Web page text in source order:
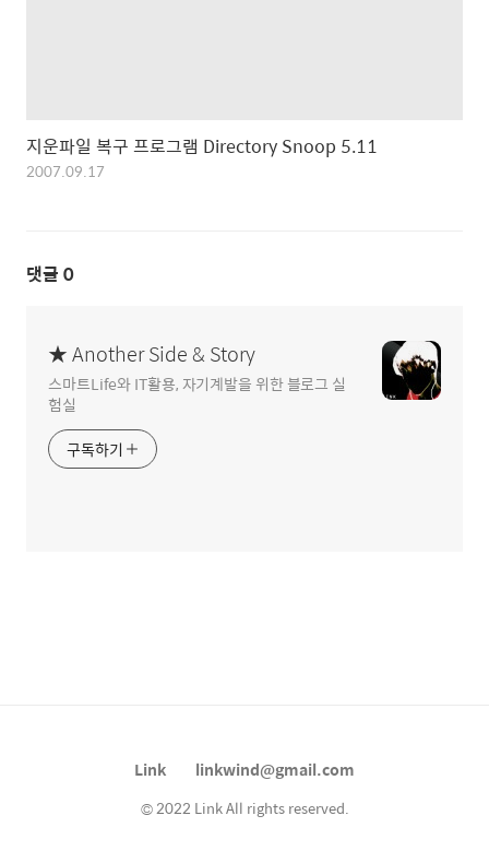
지운파일 복구 프로그램 Directory Snoop 5.11
2007.09.17
댓글 0
★ Another Side & Story
스마트Life와 IT활용, 자기계발을 위한 블로그 실
험실
구독하기
Link linkwind@gmail.com
© 2022 Link All rights reserved.